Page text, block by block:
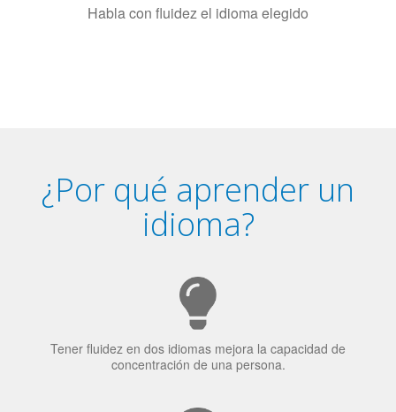
Habla con fluidez el idioma elegido
¿Por qué aprender un
idioma?
Tener fluidez en dos idiomas mejora la capacidad de
concentración de una persona.